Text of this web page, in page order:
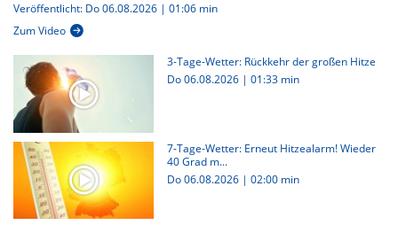
Veröffentlicht: Do 06.08.2026 | 01:06 min
Zum Video
3-Tage-Wetter: Rückkehr der großen Hitze
Do 06.08.2026 | 01:33 min
7-Tage-Wetter: Erneut Hitzealarm! Wieder
40 Grad m...
Do 06.08.2026 | 02:00 min